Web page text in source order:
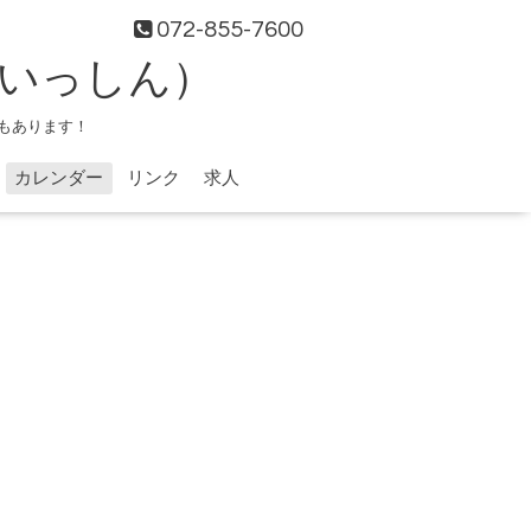
072-855-7600
っしん）
あります！
カレンダー リンク 求人